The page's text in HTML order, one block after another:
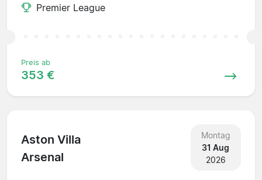
Premier League
Preis ab
353 €
Aston Villa
Arsenal
Montag
31 Aug
2026